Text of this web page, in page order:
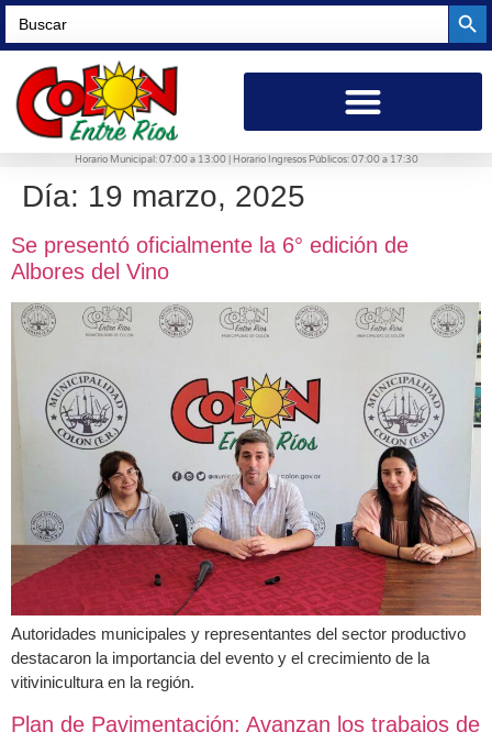
Search
for:
Horario Municipal: 07:00 a 13:00 | Horario Ingresos Públicos: 07:00 a 17:30
Día: 19 marzo, 2025
Se presentó oficialmente la 6° edición de
Albores del Vino
Autoridades municipales y representantes del sector productivo
destacaron la importancia del evento y el crecimiento de la
vitivinicultura en la región.
Plan de Pavimentación: Avanzan los trabajos de